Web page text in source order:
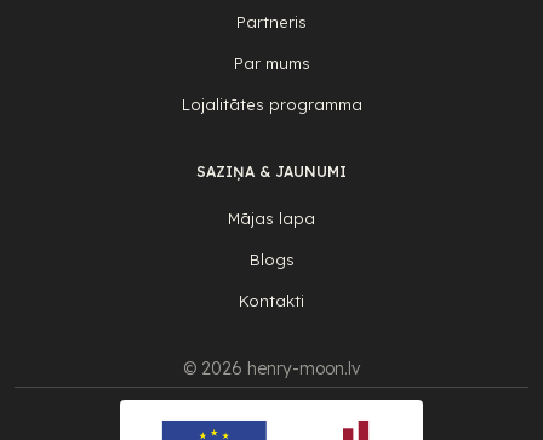
Partneris
Par mums
Lojalitātes programma
SAZIŅA & JAUNUMI
Mājas lapa
Blogs
Kontakti
© 2026 henry-moon.lv